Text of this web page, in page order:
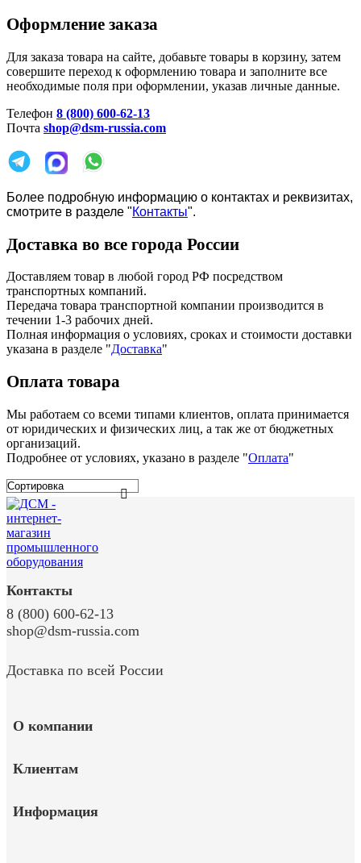
Оформление заказа
Для заказа товара на сайте, добавьте товары в корзину, затем
совершите переход к оформлению товара и заполните все
необходимые поля при оформлении, указав личные данные.
Телефон 8 (800) 600-62-13
Почта shop@dsm-russia.com
Более подробную информацию о контактах и реквизитах,
смотрите в разделе "Контакты".
Доставка во все города России
Доставляем товар в любой город РФ посредством
транспортных компаний.
Передача товара транспортной компании производится в
течении 1-3 рабочих дней.
Полная информация о условиях, сроках и стоимости доставки
указана в разделе "Доставка"
Оплата товара
Мы работаем со всеми типами клиентов, оплата принимается
от юридических и физических лиц, а так же от бюджетных
организаций.
Подробнее от условиях, указано в разделе "Оплата"
О компании
Клиентам
Информация
Контакты
8 (800) 600-62-13
shop@dsm-russia.com
Доставка по всей России